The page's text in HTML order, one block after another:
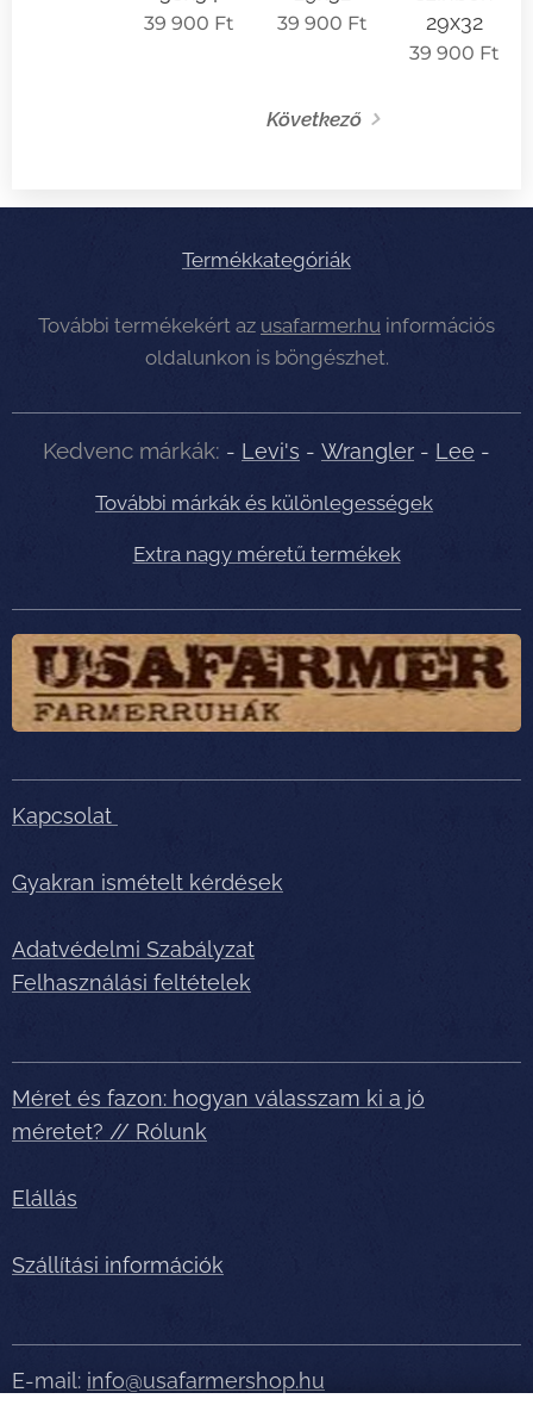
39 900 Ft 39 900 Ft
29x32
39 900 Ft
Következő
Termékkategóriák
További termékekért az usafarmer.hu információs
oldalunkon is böngészhet.
Kedvenc márkák: - Levi's - Wrangler - Lee -
További márkák és különlegességek
Extra nagy méretű termékek
Kapcsolat
Gyakran ismételt kérdések
Adatvédelmi Szabályzat
Felhasználási feltételek
Méret és fazon: hogyan válasszam ki a jó
méretet? // Rólunk
Elállás
Szállítási információk
E-mail: info@usafarmershop.hu